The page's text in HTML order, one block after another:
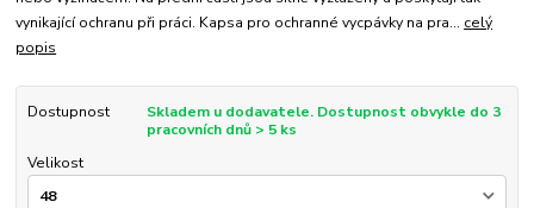
vynikající ochranu při práci. Kapsa pro ochranné vycpávky na pra... celý
popis
Dostupnost
Skladem u dodavatele. Dostupnost obvykle do 3
pracovních dnů > 5 ks
Velikost